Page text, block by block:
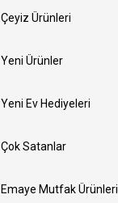
Çeyiz Ürünleri
Yeni Ürünler
Yeni Ev Hediyeleri
Çok Satanlar
Emaye Mutfak Ürünleri